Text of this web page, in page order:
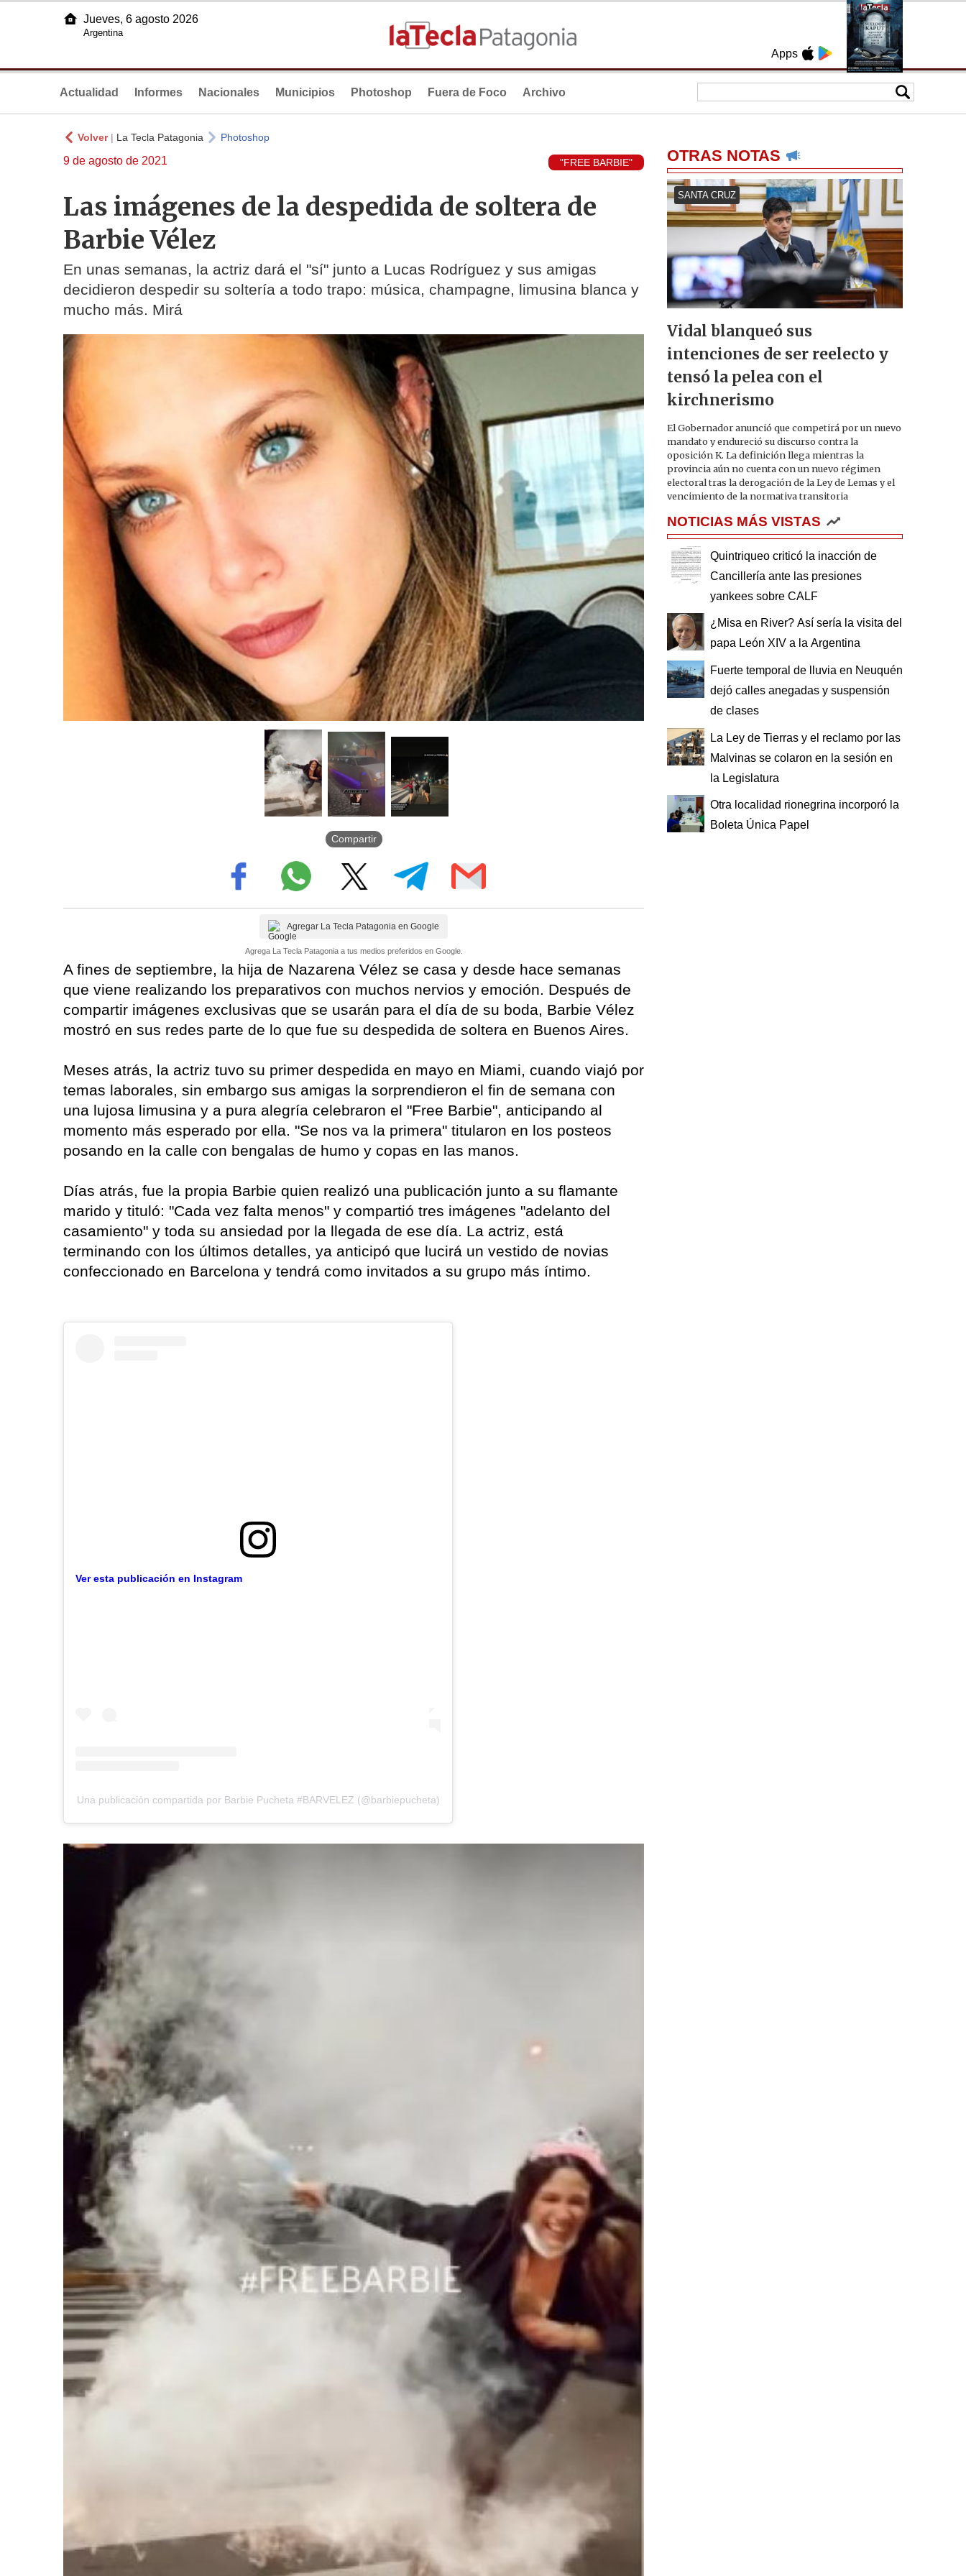
Apps
Jueves, 6 agosto 2026
Argentina
Actualidad Informes Nacionales Municipios Photoshop Fuera de Foco Archivo
Volver| La Tecla Patagonia Photoshop
9 de agosto de 2021 "FREE BARBIE"
Las imágenes de la despedida de soltera de
Barbie Vélez
En unas semanas, la actriz dará el "sí" junto a Lucas Rodríguez y sus amigas
decidieron despedir su soltería a todo trapo: música, champagne, limusina blanca y
mucho más. Mirá
Compartir
Agregar La Tecla Patagonia en Google
Agrega La Tecla Patagonia a tus medios preferidos en Google.
A fines de septiembre, la hija de Nazarena Vélez se casa y desde hace semanas
que viene realizando los preparativos con muchos nervios y emoción. Después de
compartir imágenes exclusivas que se usarán para el día de su boda, Barbie Vélez
mostró en sus redes parte de lo que fue su despedida de soltera en Buenos Aires.
Meses atrás, la actriz tuvo su primer despedida en mayo en Miami, cuando viajó por
temas laborales, sin embargo sus amigas la sorprendieron el fin de semana con
una lujosa limusina y a pura alegría celebraron el "Free Barbie", anticipando al
momento más esperado por ella. "Se nos va la primera" titularon en los posteos
posando en la calle con bengalas de humo y copas en las manos.
Días atrás, fue la propia Barbie quien realizó una publicación junto a su flamante
marido y tituló: "Cada vez falta menos" y compartió tres imágenes "adelanto del
casamiento" y toda su ansiedad por la llegada de ese día. La actriz, está
terminando con los últimos detalles, ya anticipó que lucirá un vestido de novias
confeccionado en Barcelona y tendrá como invitados a su grupo más íntimo.
Ver esta publicación en Instagram
Una publicación compartida por Barbie Pucheta #BARVELEZ (@barbiepucheta)
OTRAS NOTAS
SANTA CRUZ
Vidal blanqueó sus
intenciones de ser reelecto y
tensó la pelea con el
kirchnerismo
El Gobernador anunció que competirá por un nuevo
mandato y endureció su discurso contra la
oposición K. La definición llega mientras la
provincia aún no cuenta con un nuevo régimen
electoral tras la derogación de la Ley de Lemas y el
vencimiento de la normativa transitoria
NOTICIAS MÁS VISTAS
Quintriqueo criticó la inacción de
Cancillería ante las presiones
yankees sobre CALF
¿Misa en River? Así sería la visita del
papa León XIV a la Argentina
Fuerte temporal de lluvia en Neuquén
dejó calles anegadas y suspensión
de clases
La Ley de Tierras y el reclamo por las
Malvinas se colaron en la sesión en
la Legislatura
Otra localidad rionegrina incorporó la
Boleta Única Papel